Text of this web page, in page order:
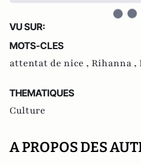
VU SUR:
MOTS-CLES
attentat de nice , Rihanna ,
THEMATIQUES
Culture
A PROPOS DES